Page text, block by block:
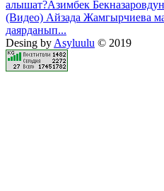
алышат?Азимбек
(Видео) Айзада Жамгырчиева
даярданып...
Desing by Asyluulu © 2019